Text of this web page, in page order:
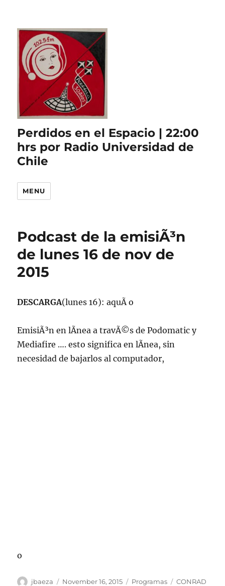
Perdidos en el Espacio | 22:00
hrs por Radio Universidad de
Chile
MENU
Podcast de la emisiÃ³n
de lunes 16 de nov de
2015
DESCARGA(lunes 16): aquÃ­ o
EmisiÃ³n en lÃ­nea a travÃ©s de Podomatic y
Mediafire …. esto significa en lÃ­nea, sin
necesidad de bajarlos al computador,
o
Author
jbaeza
Posted
November 16, 2015 Categories
Programas Tags
CONRAD